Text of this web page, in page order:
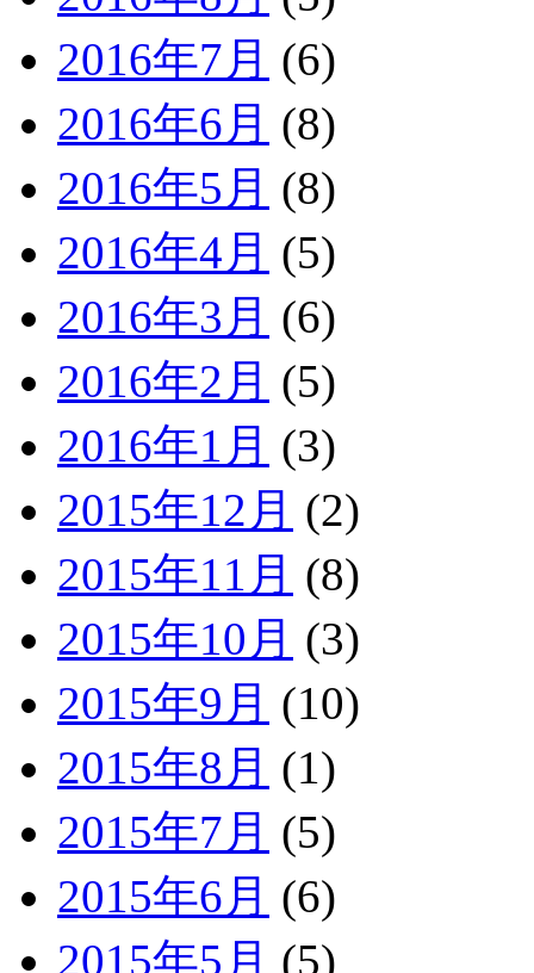
2016年7月 (6)
2016年6月 (8)
2016年5月 (8)
2016年4月 (5)
2016年3月 (6)
2016年2月 (5)
2016年1月 (3)
2015年12月 (2)
2015年11月 (8)
2015年10月 (3)
2015年9月 (10)
2015年8月 (1)
2015年7月 (5)
2015年6月 (6)
2015年5月 (5)